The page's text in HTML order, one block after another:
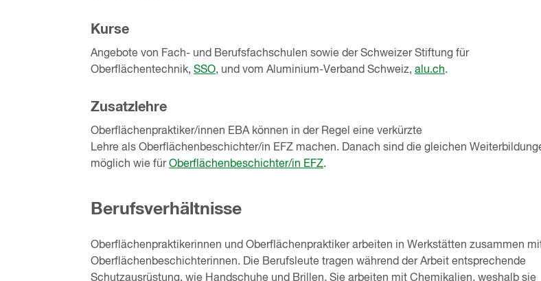
Kurse
Angebote von Fach- und Berufsfachschulen sowie der Schweizer Stiftung für
Oberflächentechnik, SSO, und vom Aluminium-Verband Schweiz, alu.ch.
Zusatzlehre
Oberflächenpraktiker/innen EBA können in der Regel eine verkürzte
Lehre als Oberflächenbeschichter/in EFZ machen. Danach sind die gleichen
möglich wie fürOberflächenbeschichter/in EFZ.
Berufsverhältnisse
Oberflächenpraktikerinnen und Oberflächenpraktiker arbeiten in Werkstätten zusammen
Oberflächenbeschichterinnen. Die Berufsleute tragen während der Arbeit entsprechende
Schutzausrüstung, wie Handschuhe und Brillen. Sie arbeiten mit Chemikalien, weshalb sie